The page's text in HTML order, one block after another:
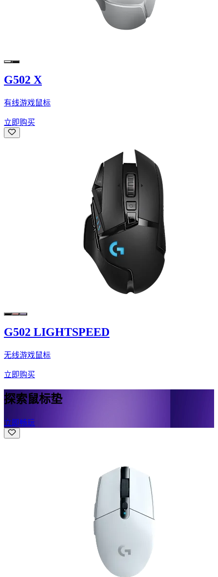
G502 X
有线游戏鼠标
立即购买
G502 LIGHTSPEED
无线游戏鼠标
立即购买
探索鼠标垫
立即畅玩